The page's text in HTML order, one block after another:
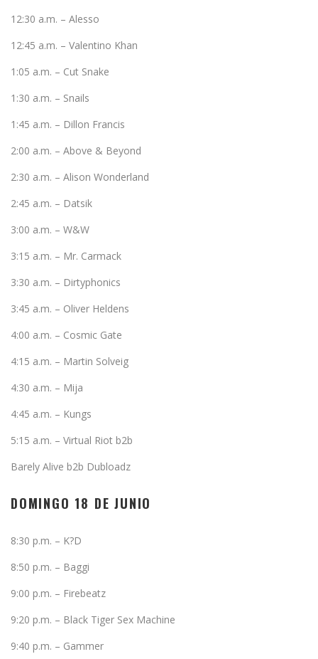
12:30 a.m. – Alesso
12:45 a.m. – Valentino Khan
1:05 a.m. – Cut Snake
1:30 a.m. – Snails
1:45 a.m. – Dillon Francis
2:00 a.m. – Above & Beyond
2:30 a.m. – Alison Wonderland
2:45 a.m. – Datsik
3:00 a.m. – W&W
3:15 a.m. – Mr. Carmack
3:30 a.m. – Dirtyphonics
3:45 a.m. – Oliver Heldens
4:00 a.m. – Cosmic Gate
4:15 a.m. – Martin Solveig
4:30 a.m. – Mija
4:45 a.m. – Kungs
5:15 a.m. – Virtual Riot b2b
Barely Alive b2b Dubloadz
DOMINGO 18 DE JUNIO
8:30 p.m. – K?D
8:50 p.m. – Baggi
9:00 p.m. – Firebeatz
9:20 p.m. – Black Tiger Sex Machine
9:40 p.m. – Gammer